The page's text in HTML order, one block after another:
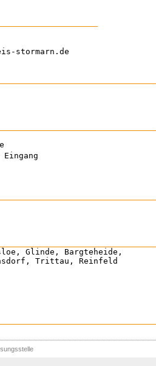
stormarn.de
Glinde, Bargteheide,
Trittau, Reinfeld